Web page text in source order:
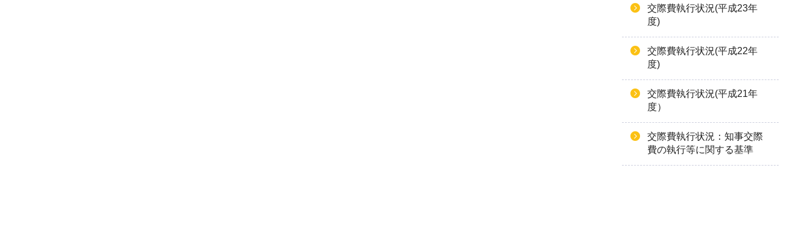
交際費執行状況(平成23年
度)
交際費執行状況(平成22年
度)
交際費執行状況(平成21年
度）
交際費執行状況：知事交際
費の執行等に関する基準